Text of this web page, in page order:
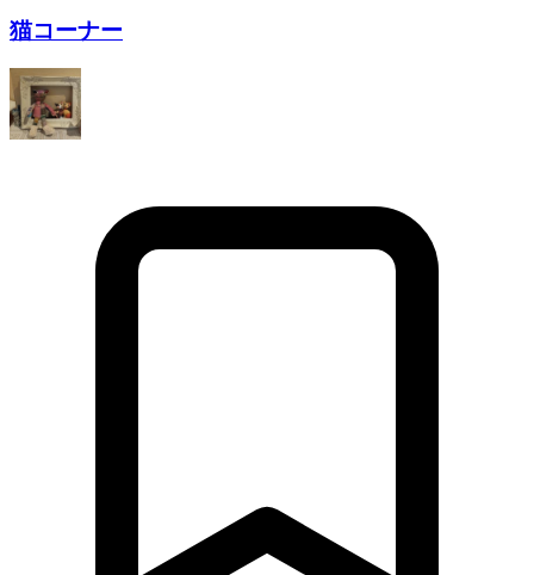
猫コーナー